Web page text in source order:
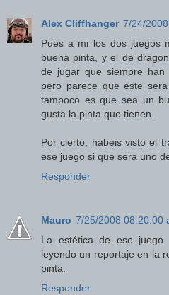
Alex Cliffhanger 7/24/
Pues a mi los dos juegos
buena pinta, y el de
de jugar que siempre
pero parece que este
tampoco es que sea un
gusta la pinta que tienen.
Por cierto, habeis visto el
ese juego si que sera uno
Responder
Mauro 7/25/2008 08:20:00
La estética de ese
leyendo un reportaje en la
pinta.
Responder